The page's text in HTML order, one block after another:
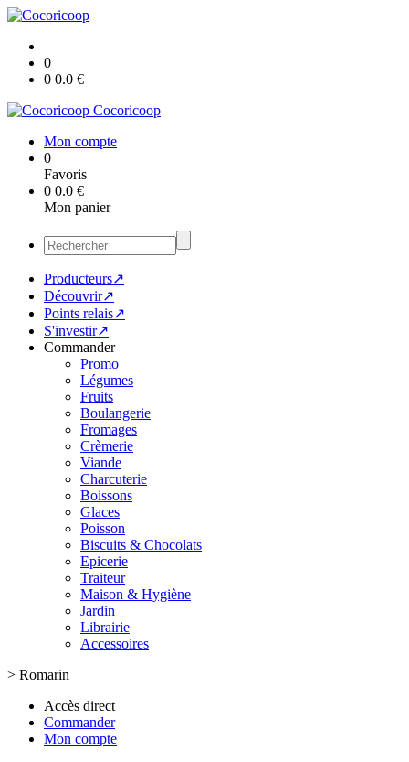
0
0 0.0 €
Cocoricoop
Mon compte
0
Favoris
0 0.0 €
Mon panier
Producteurs↗
Découvrir↗
Points relais↗
S'investir↗
Commander
Promo
Légumes
Fruits
Boulangerie
Fromages
Crèmerie
Viande
Charcuterie
Boissons
Glaces
Poisson
Biscuits & Chocolats
Epicerie
Traiteur
Maison & Hygiène
Jardin
Librairie
Accessoires
> Romarin
Accès direct
Commander
Mon compte